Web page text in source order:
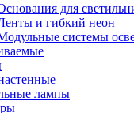
для
и гибкий неон
системы
лампы